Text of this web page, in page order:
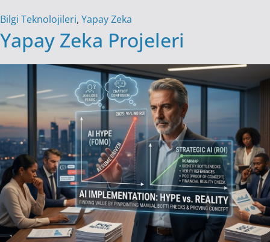
Bilgi Teknolojileri, Yapay Zeka
Yapay Zeka Projeleri